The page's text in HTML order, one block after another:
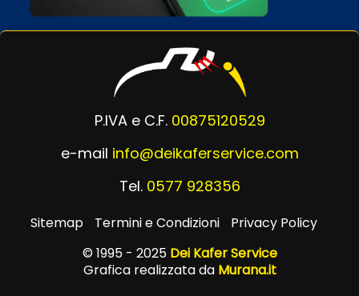
P.IVA e C.F. 00875120529
e-mail info@deikaferservice.com
Tel. 0577 928356
Sitemap Termini e Condizioni
Privacy Policy
© 1995 - 2025 Dei Kafer Service
Grafica realizzata da Murana.it